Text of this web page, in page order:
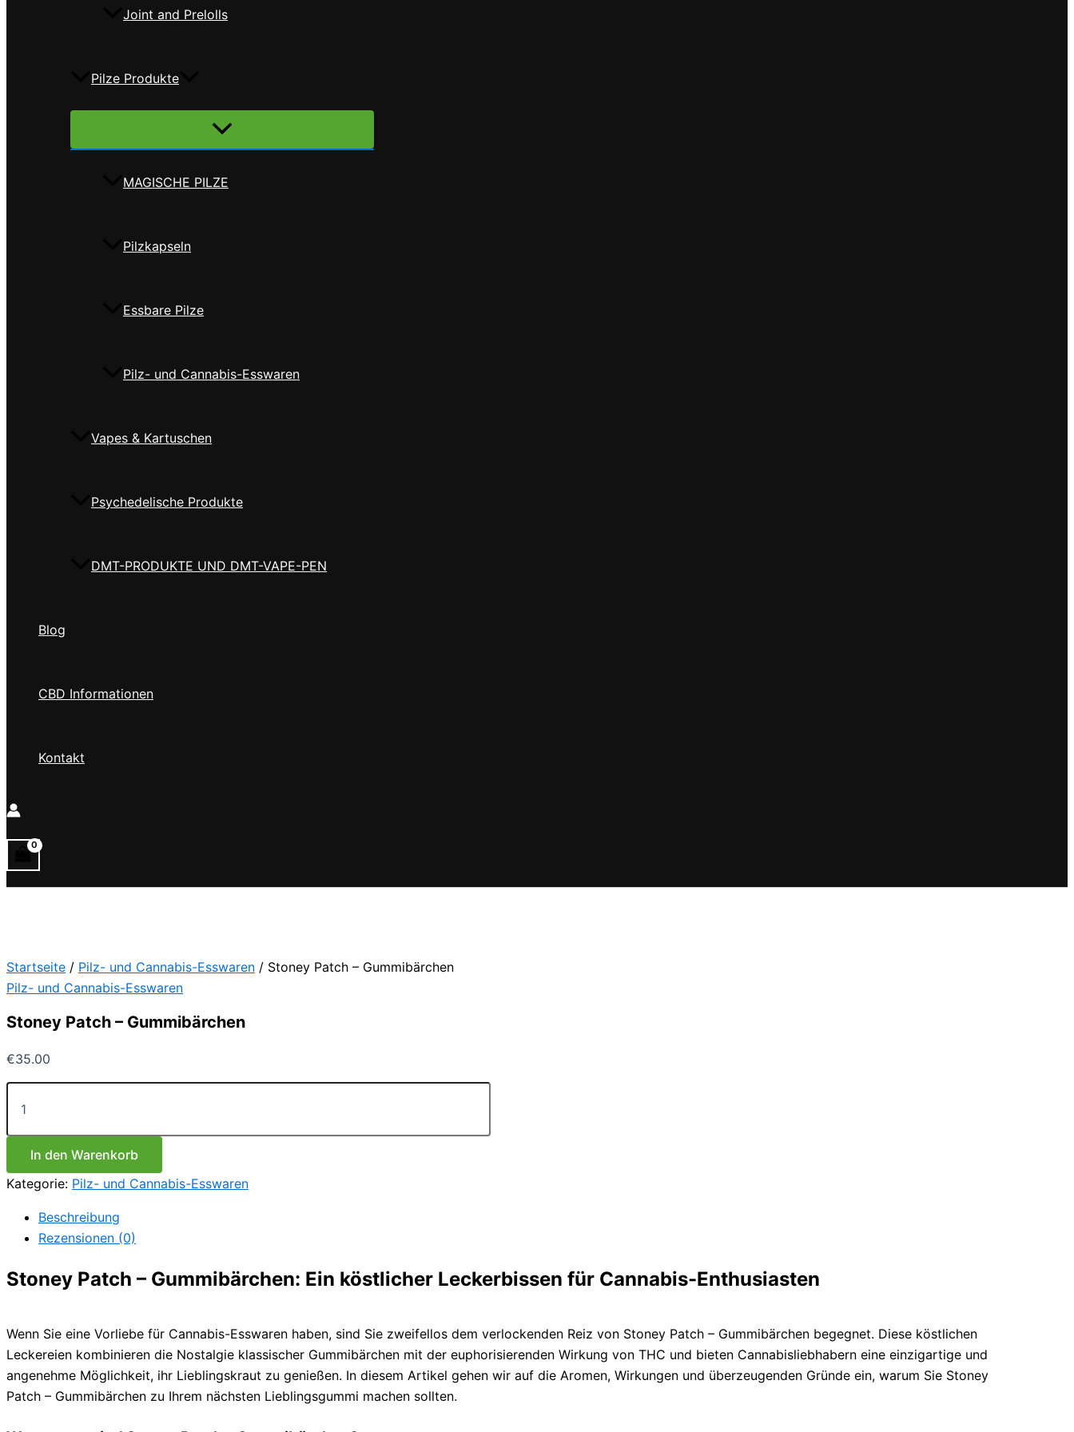
Joint and Prelolls
Pilze Produkte
Menü
MAGISCHE PILZE
Pilzkapseln
Essbare Pilze
Pilz- und Cannabis-Esswaren
Vapes & Kartuschen
Psychedelische Produkte
DMT-PRODUKTE UND DMT-VAPE-PEN
Blog
CBD Informationen
Kontakt
Startseite / Pilz- und Cannabis-Esswaren / Stoney Patch – Gummibärchen
Pilz- und Cannabis-Esswaren
Stoney Patch – Gummibärchen
€35.00
Stoney
Patch
Gummibärchen
MengeIn den Warenkorb
Kategorie: Pilz- und Cannabis-Esswaren
Beschreibung
Rezensionen (0)
Stoney Patch – Gummibärchen: Ein köstlicher Leckerbissen für Cannabis-Enthusiasten
Wenn Sie eine Vorliebe für Cannabis-Esswaren haben, sind Sie zweifellos dem verlockenden Reiz von Stoney Patch – Gummibärchen begegnet. Diese köstlichen
Leckereien kombinieren die Nostalgie klassischer Gummibärchen mit der euphorisierenden Wirkung von THC und bieten Cannabisliebhabern eine einzigartige und
angenehme Möglichkeit, ihr Lieblingskraut zu genießen. In diesem Artikel gehen wir auf die Aromen, Wirkungen und überzeugenden Gründe ein, warum Sie Stoney
Patch – Gummibärchen zu Ihrem nächsten Lieblingsgummi machen sollten.